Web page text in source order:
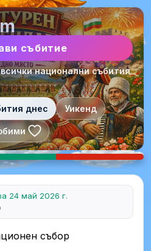
събитие
национални събития
днес Уикенд
24 май 2026 г.